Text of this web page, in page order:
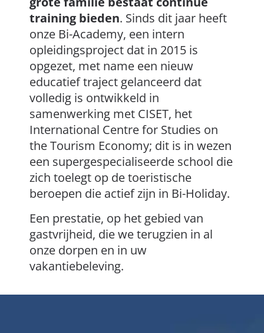
training bieden. Sinds dit jaar heeft
onze Bi-Academy, een intern
opleidingsproject dat in 2015 is
opgezet, met name een nieuw
educatief traject gelanceerd dat
volledig is ontwikkeld in
samenwerking met CISET, het
International Centre for Studies on
the Tourism Economy; dit is in wezen
een supergespecialiseerde school die
zich toelegt op de toeristische
beroepen die actief zijn in Bi-Holiday.
Een prestatie, op het gebied van
gastvrijheid, die we terugzien in al
onze dorpen en in uw
vakantiebeleving.